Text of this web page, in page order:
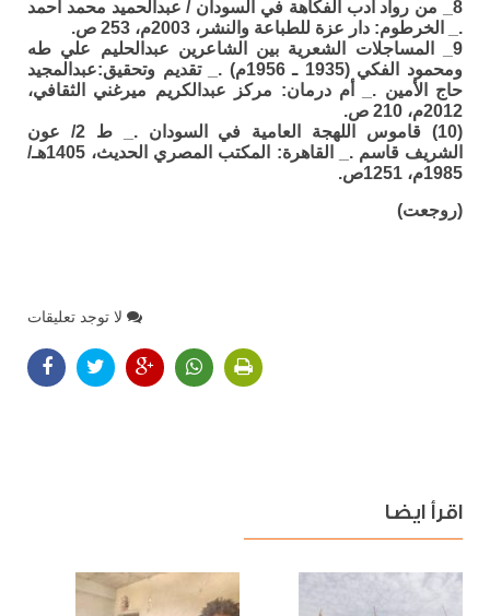
8_ من رواد أدب الفكاهة في السودان / عبدالحميد محمد أحمد
._ الخرطوم: دار عزة للطباعة والنشر، 2003م، 253 ص.
9_ المساجلات الشعرية بين الشاعرين عبدالحليم علي طه
ومحمود الفكي (1935 ـ 1956م) ._ تقديم وتحقيق:عبدالمجيد
حاج الأمين ._ أم درمان: مركز عبدالكريم ميرغني الثقافي،
2012م، 210 ص.
(10) قاموس اللهجة العامية في السودان ._ ط 2/ عون
الشريف قاسم ._ القاهرة: المكتب المصري الحديث، 1405هـ/
1985م، 1251ص.
(روجعت)
لا توجد تعليقات
اقرأ ايضا